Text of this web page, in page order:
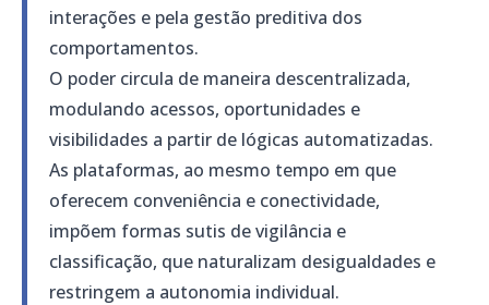
interações e pela gestão preditiva dos
comportamentos.
O poder circula de maneira descentralizada,
modulando acessos, oportunidades e
visibilidades a partir de lógicas automatizadas.
As plataformas, ao mesmo tempo em que
oferecem conveniência e conectividade,
impõem formas sutis de vigilância e
classificação, que naturalizam desigualdades e
restringem a autonomia individual.